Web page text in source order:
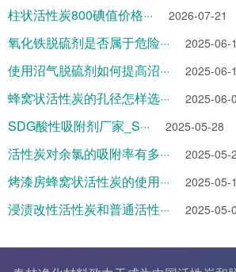
柱状活性炭800碘值价格··· 2026-07-21
氧化铁脱硫剂是否属于危险··· 2025-06-
使用沼气脱硫剂如何提高沼··· 2025-06-
蜂窝状活性炭的孔径怎样选··· 2025-06-
SDG酸性吸附剂厂家_S··· 2025-05-28
活性炭对余氯的吸附率有多··· 2025-05-
烤漆房蜂窝状活性炭的使用··· 2025-05-
浸渍改性活性炭和普通活性··· 2025-05-